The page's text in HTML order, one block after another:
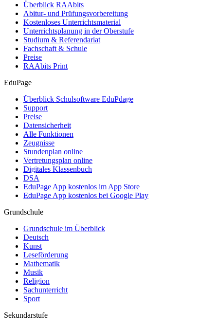
Überblick RAAbits
Abitur- und Prüfungsvorbereitung
Kostenloses Unterrichtsmaterial
Unterrichtsplanung in der Oberstufe
Studium & Referendariat
Fachschaft & Schule
Preise
RAAbits Print
EduPage
Überblick Schulsoftware EduPdage
Support
Preise
Datensicherheit
Alle Funktionen
Zeugnisse
Stundenplan online
Vertretungsplan online
Digitales Klassenbuch
DSA
EduPage App kostenlos im App Store
EduPage App kostenlos bei Google Play
Grundschule
Grundschule im Überblick
Deutsch
Kunst
Leseförderung
Mathematik
Musik
Religion
Sachunterricht
Sport
Sekundarstufe